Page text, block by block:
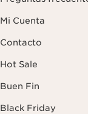
Mi Cuenta
Contacto
Hot Sale
Buen Fin
Black Friday